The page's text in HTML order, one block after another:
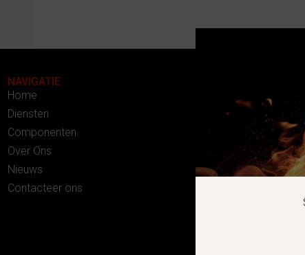
NAVIGATIE
Home
Diensten
Componenten
Over Ons
Nieuws
Contacteer ons